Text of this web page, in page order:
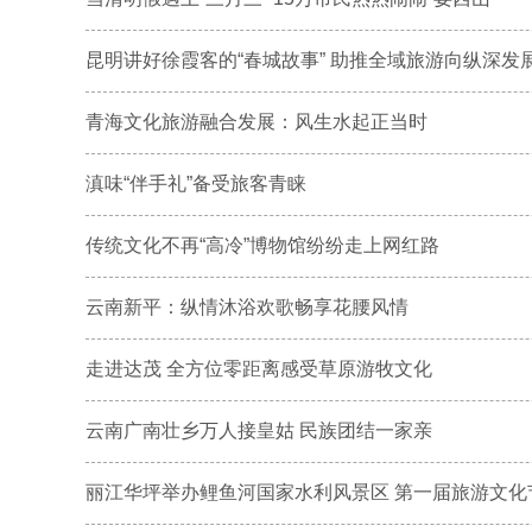
昆明讲好徐霞客的“春城故事” 助推全域旅游向纵深发
青海文化旅游融合发展：风生水起正当时
滇味“伴手礼”备受旅客青睐
传统文化不再“高冷”博物馆纷纷走上网红路
云南新平：纵情沐浴欢歌畅享花腰风情
走进达茂 全方位零距离感受草原游牧文化
云南广南壮乡万人接皇姑 民族团结一家亲
丽江华坪举办鲤鱼河国家水利风景区 第一届旅游文化